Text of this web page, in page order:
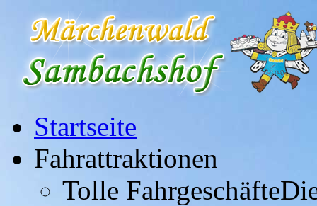
Startseite
Fahrattraktionen
Tolle Fahrgeschäfte